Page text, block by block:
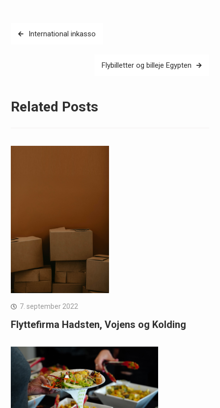
Indlægsnavigation
International inkasso
Flybilletter og billeje Egypten
Related Posts
7. september 2022
Flyttefirma Hadsten, Vojens og Kolding